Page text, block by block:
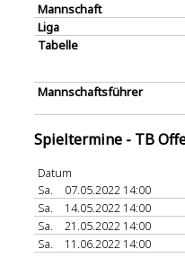
Mannschaft
Liga
Tabelle
Mannschaftsführer
Spieltermine - TB
Datum
Sa.
07.05.2022 14:00
Sa.
14.05.2022 14:00
Sa.
21.05.2022 14:00
Sa.
11.06.2022 14:00